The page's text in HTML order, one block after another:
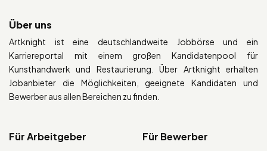
Über uns
Artknight ist eine deutschlandweite Jobbörse und ein
Karriereportal mit einem großen Kandidatenpool für
Kunsthandwerk und Restaurierung. Über Artknight erhalten
Jobanbieter die Möglichkeiten, geeignete Kandidaten und
Bewerber aus allen Bereichen zu finden.
Für Arbeitgeber Für Bewerber